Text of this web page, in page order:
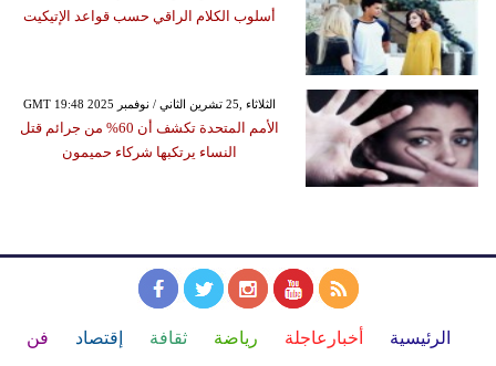
أسلوب الكلام الراقي حسب قواعد الإتيكيت
GMT 19:48 2025 الثلاثاء ,25 تشرين الثاني / نوفمبر
الأمم المتحدة تكشف أن 60% من جرائم قتل
النساء يرتكبها شركاء حميمون
الرئيسية أخبارعاجلة رياضة ثقافة إقتصاد فن